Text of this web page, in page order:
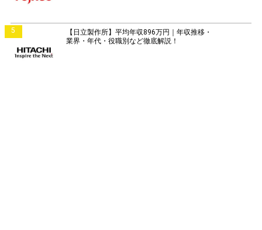
5
【日立製作所】平均年収896万円｜年収推移・
業界・年代・役職別など徹底解説！